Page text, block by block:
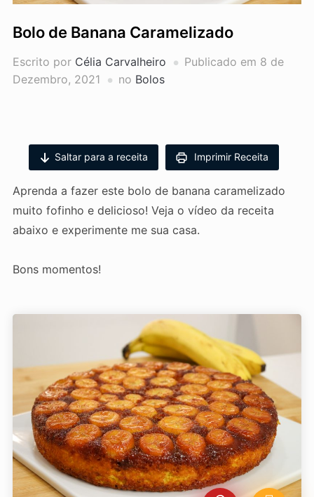
Bolo de Banana Caramelizado
Escrito por Célia Carvalheiro Publicado em 8 de
Dezembro, 2021
no Bolos
Saltar para a receita Imprimir Receita
Aprenda a fazer este bolo de banana caramelizado
muito fofinho e delicioso! Veja o vídeo da receita
abaixo e experimente me sua casa.
Bons momentos!